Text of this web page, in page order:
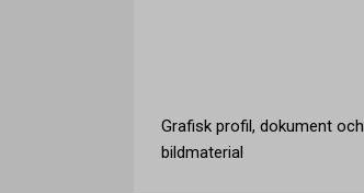
Grafisk profil, dokument och
bildmaterial